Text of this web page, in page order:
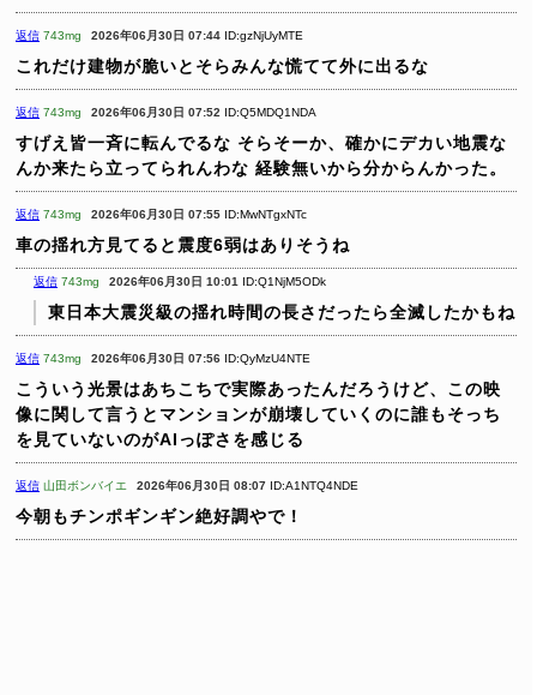
返信 743mg 2026年06月30日 07:44 ID:gzNjUyMTE
これだけ建物が脆いとそらみんな慌てて外に出るな
返信 743mg 2026年06月30日 07:52 ID:Q5MDQ1NDA
すげえ皆一斉に転んでるな そらそーか、確かにデカい地震な
んか来たら立ってられんわな 経験無いから分からんかった。
返信 743mg 2026年06月30日 07:55 ID:MwNTgxNTc
車の揺れ方見てると震度6弱はありそうね
返信 743mg 2026年06月30日 10:01 ID:Q1NjM5ODk
東日本大震災級の揺れ時間の長さだったら全滅したかもね
返信 743mg 2026年06月30日 07:56 ID:QyMzU4NTE
こういう光景はあちこちで実際あったんだろうけど、この映
像に関して言うとマンションが崩壊していくのに誰もそっち
を見ていないのがAIっぽさを感じる
返信 山田ボンバイエ 2026年06月30日 08:07 ID:A1NTQ4NDE
今朝もチンポギンギン絶好調やで！